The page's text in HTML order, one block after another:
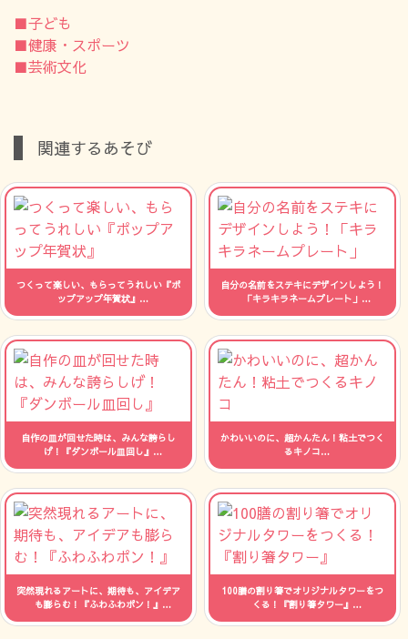
■子ども
■健康・スポーツ
■芸術文化
関連するあそび
つくって楽しい、もらってうれしい『ポ
ップアップ年賀状』
自分の名前をステキにデザインしよう！
「キラキラネームプレート」
自作の皿が回せた時は、みんな誇らし
げ！『ダンボール皿回し』
かわいいのに、超かんたん！粘土でつく
るキノコ
突然現れるアートに、期待も、アイデア
も膨らむ！『ふわふわポン！』
100膳の割り箸でオリジナルタワーをつ
くる！『割り箸タワー』